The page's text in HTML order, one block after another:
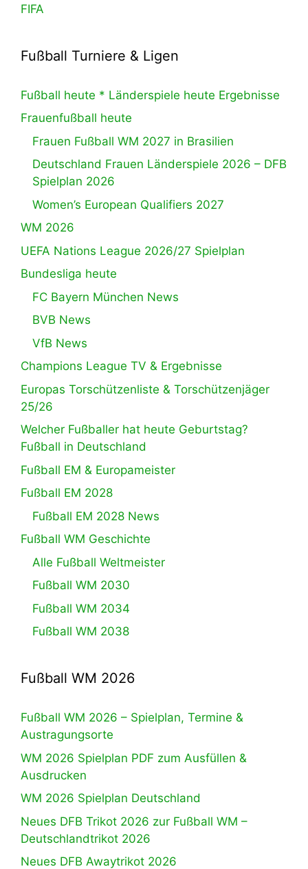
FIFA
Fußball Turniere & Ligen
Fußball heute * Länderspiele heute Ergebnisse
Frauenfußball heute
Frauen Fußball WM 2027 in Brasilien
Deutschland Frauen Länderspiele 2026 – DFB
Spielplan 2026
Women’s European Qualifiers 2027
WM 2026
UEFA Nations League 2026/27 Spielplan
Bundesliga heute
FC Bayern München News
BVB News
VfB News
Champions League TV & Ergebnisse
Europas Torschützenliste & Torschützenjäger
25/26
Welcher Fußballer hat heute Geburtstag?
Fußball in Deutschland
Fußball EM & Europameister
Fußball EM 2028
Fußball EM 2028 News
Fußball WM Geschichte
Alle Fußball Weltmeister
Fußball WM 2030
Fußball WM 2034
Fußball WM 2038
Fußball WM 2026
Fußball WM 2026 – Spielplan, Termine &
Austragungsorte
WM 2026 Spielplan PDF zum Ausfüllen &
Ausdrucken
WM 2026 Spielplan Deutschland
Neues DFB Trikot 2026 zur Fußball WM –
Deutschlandtrikot 2026
Neues DFB Awaytrikot 2026